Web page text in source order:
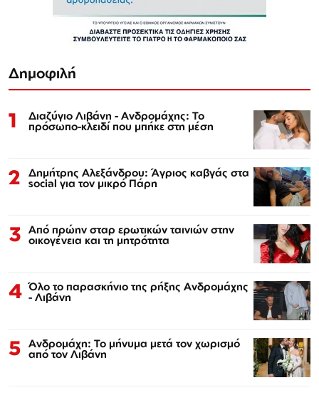
Δημοφιλή
1 Διαζύγιο Λιβάνη - Ανδρομάχης: Το
πρόσωπο-κλειδί που μπήκε στη μέση
2 Δημήτρης Αλεξάνδρου: Άγριος καβγάς στα
social για τον μικρό Πάρη
3 Από πρώην σταρ ερωτικών ταινιών στην
οικογένεια και τη μητρότητα
4 Όλο το παρασκήνιο της ρήξης Ανδρομάχης
- Λιβάνη
5 Ανδρομάχη: Το μήνυμα μετά τον χωρισμό
από τον Λιβάνη